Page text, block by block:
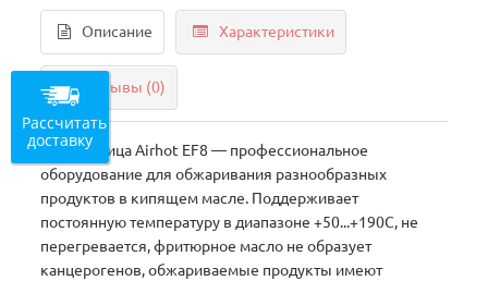
Описание Характеристики
Отзывы (0)
Фритюрница Airhot EF8 — профессиональное
оборудование для обжаривания разнообразных
продуктов в кипящем масле. Поддерживает
постоянную температуру в диапазоне +50...+190С, не
перегревается, фритюрное масло не образует
канцерогенов, обжариваемые продукты имеют
Рассчитать
доставку